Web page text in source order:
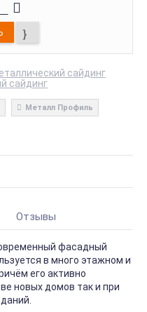
сайдинг
сайдинг
Металл Профиль
Отзывы
фасадный
в много этажном и
его активно
новых домов так и при